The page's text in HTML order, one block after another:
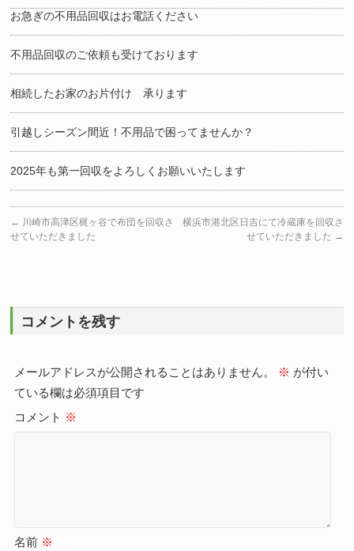
お急ぎの不用品回収はお電話ください
不用品回収のご依頼も受けております
相続したお家のお片付け 承ります
引越しシーズン間近！不用品で困ってませんか？
2025年も第一回収をよろしくお願いいたします
← 川崎市高津区梶ヶ谷で布団を回収さ
せていただきました
横浜市港北区日吉にて冷蔵庫を回収さ
せていただきました →
コメントを残す
メールアドレスが公開されることはありません。 ※ が付い
ている欄は必須項目です
コメント ※
名前 ※